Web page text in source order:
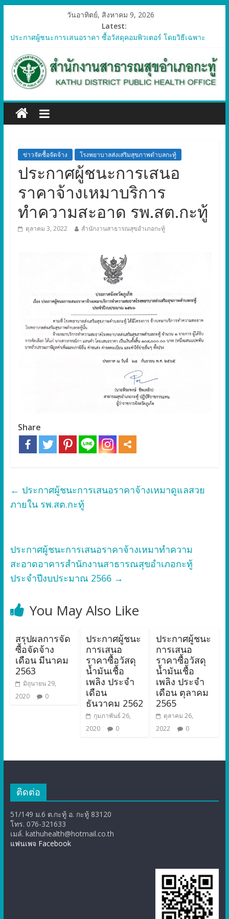
วันอาทิตย์, สิงหาคม 9, 2026
Latest:
ประกาศผู้ชนะการเสนอราคา ซื้อวัสดุคอมพิวเตอร์ โดยวิธีเฉพาะ
ประกาศผู้ชนะการเสนอราคา จัดซื้อวัสดุทางการแพทย์สำหรับ
โครงการป้องกันควบคุมโรคติดต่อและภัยสุขภาพในแรงงานต่างด้าว
อำเภอกะทู้ ปี 2569
เจาะจง
ประกาศผู้ชนะการเสนอรา ซื้อวัสดุงานบ้านงานครัว โดยวิธีเฉพาะ
เจาะจง
เจาะจงข่าวจัดซื้อจัดจ้าง โรงพยาบาลส่งเสริมสุขภาพตำบลกะทู้
ประกาศผู้ชนะการเสนอ
ราคาจ้างเหมาบริการ
ทำความสะอาด รพ.สต.กะทู้
ตุลาคม 3, 2022 สำนักงานสาธารณสุขอำเภอกะทู้
Share
← ประกาศผู้ชนะการเสนอราคาจ้างเหมาดูแลสวย
ภายใน รพ.สต.กะทู้
ประกาศผู้ชนะการเสนอราคาจ้างเหมาทำความ
สะอาดอาคารสำนักงานสาธารณสุขอำเภอกะทู้
ประจำปีงบประมาณ 2566 →
You May Also Like
สรุปผลการจัด
ซื้อจัดจ้าง
เดือน มีนาคม
2563
มิถุนายน 29,
2020
0
ประกาศผู้ชนะ
การเสนอ
ราคาซื้อวัสดุ
น้ำมันเชื้อ
เพลิง ประจำ
เดือน
ธันวาคม 2562
กุมภาพันธ์ 26,
2020
0
ประกาศผู้ชนะ
การเสนอ
ราคาซื้อวัสดุ
น้ำมันเชื้อ
เพลิง ประจำ
เดือน ตุลาคม
2565
ตุลาคม 26,
2022
0
ติดต่อ
51/149 ม.6 ต.กะทู้ อ. กะทู้ 83120
โทร. 076-321633
เมล์. kathuhealth@hotmail.co.th
แฟนเพจ Facebook